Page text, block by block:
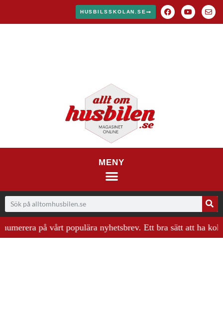
HUSBILSSKOLAN.SE
MENY
på vårt populära nyhetsbrev. Ett bra sätt att ha koll på